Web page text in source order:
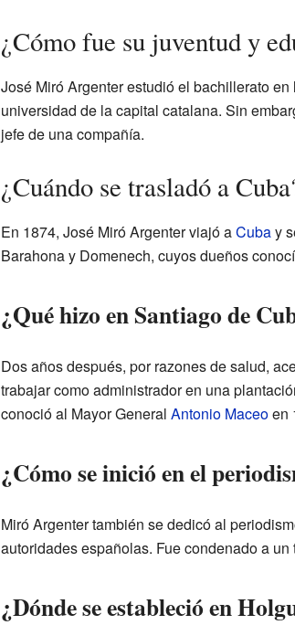
¿Cómo fue su juventud y
José Miró Argenter estudió el bachillerato
universidad de la capital catalana. Sin
jefe de una compañía.
¿Cuándo se trasladó a
En 1874, José Miró Argenter viajó aCubay
Barahona y Domenech, cuyos dueños
¿Qué hizo en Santiago de
Dos años después, por razones de salud,
trabajar como administrador en una
conoció al Mayor General Antonio Maceoen
¿Cómo se inició en el
Miró Argenter también se dedicó al
autoridades españolas. Fue condenado a
¿Dónde se estableció en